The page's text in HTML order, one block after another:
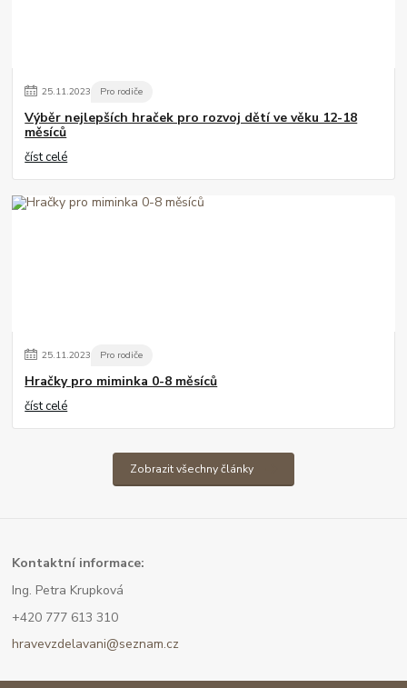
25.11.2023 Pro rodiče
Výběr nejlepších hraček pro rozvoj dětí ve věku 12-18
měsíců
číst celé
25.11.2023 Pro rodiče
Hračky pro miminka 0-8 měsíců
číst celé
Zobrazit všechny články
Kontaktní informace:
Ing. Petra Krupková
+420 777 613 310
hravevzdelavani@seznam.cz